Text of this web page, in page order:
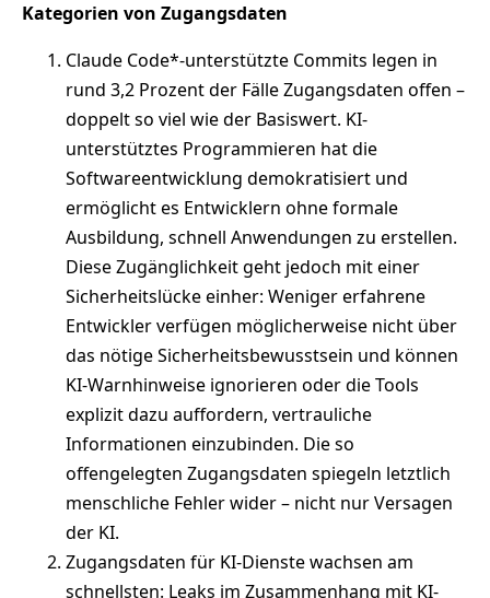
Kategorien von Zugangsdaten
Claude Code*-unterstützte Commits legen in
rund 3,2 Prozent der Fälle Zugangsdaten offen –
doppelt so viel wie der Basiswert. KI-
unterstütztes Programmieren hat die
Softwareentwicklung demokratisiert und
ermöglicht es Entwicklern ohne formale
Ausbildung, schnell Anwendungen zu erstellen.
Diese Zugänglichkeit geht jedoch mit einer
Sicherheitslücke einher: Weniger erfahrene
Entwickler verfügen möglicherweise nicht über
das nötige Sicherheitsbewusstsein und können
KI-Warnhinweise ignorieren oder die Tools
explizit dazu auffordern, vertrauliche
Informationen einzubinden. Die so
offengelegten Zugangsdaten spiegeln letztlich
menschliche Fehler wider – nicht nur Versagen
der KI.
Zugangsdaten für KI-Dienste wachsen am
schnellsten: Leaks im Zusammenhang mit KI-